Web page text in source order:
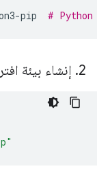
pip # Python
2
. إنشاء بيئة